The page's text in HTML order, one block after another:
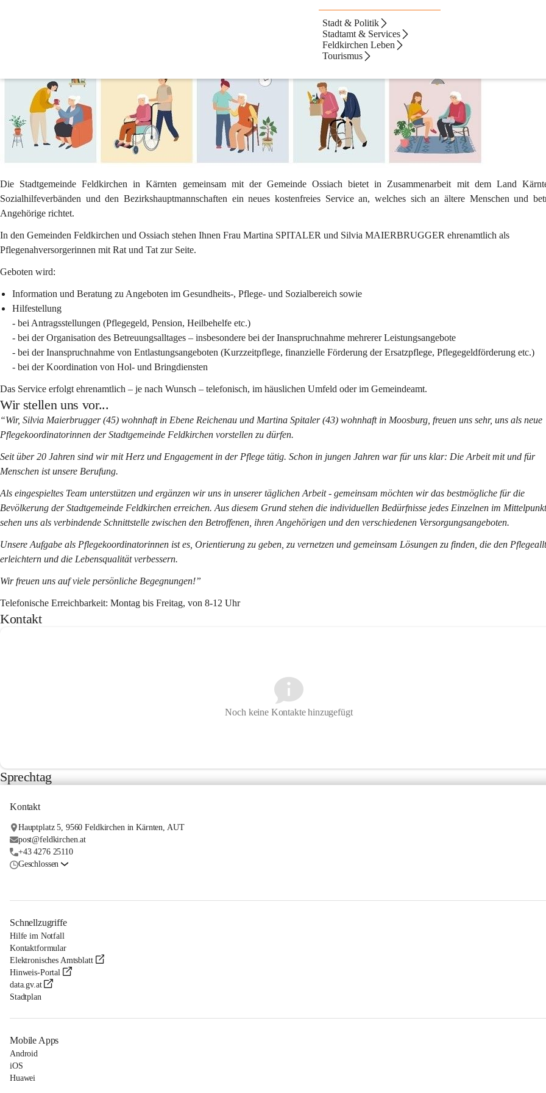
Stadt & Politik
Stadtamt & Services
Feldkirchen Leben
Tourismus
Die Stadtgemeinde Feldkirchen in Kärnten gemeinsam mit der Gemeinde Ossiach bietet in Zusammenarbeit mit dem Land
Sozialhilfeverbänden und den Bezirkshauptmannschaften ein neues kostenfreies Service an, welches sich an ältere Menschen und
Angehörige richtet.
In den Gemeinden Feldkirchen und Ossiach stehen Ihnen Frau Martina SPITALER und Silvia MAIERBRUGGER ehrenamtlich als
Pflegenahversorgerinnen mit Rat und Tat zur Seite.
Geboten wird:
Information und Beratung zu Angeboten im Gesundheits-, Pflege- und Sozialbereich sowie
Hilfestellung
- bei Antragsstellungen (Pflegegeld, Pension, Heilbehelfe etc.)
- bei der Organisation des Betreuungsalltages – insbesondere bei der Inanspruchnahme mehrerer Leistungsangebote
- bei der Inanspruchnahme von Entlastungsangeboten (Kurzzeitpflege, finanzielle Förderung der Ersatzpflege, Pflegegeldförderung etc.)
- bei der Koordination von Hol- und Bringdiensten
Das Service erfolgt ehrenamtlich – je nach Wunsch – telefonisch, im häuslichen Umfeld oder im Gemeindeamt.
Wir stellen uns vor...
“Wir, Silvia Maierbrugger (45) wohnhaft in Ebene Reichenau und Martina Spitaler (43) wohnhaft in Moosburg, freuen uns sehr, uns als neue
Pflegekoordinatorinnen der Stadtgemeinde Feldkirchen vorstellen zu dürfen.
Seit über 20 Jahren sind wir mit Herz und Engagement in der Pflege tätig. Schon in jungen Jahren war für uns klar: Die Arbeit mit und für
Menschen ist unsere Berufung.
Als eingespieltes Team unterstützen und ergänzen wir uns in unserer täglichen Arbeit - gemeinsam möchten wir das bestmögliche für die
Bevölkerung der Stadtgemeinde Feldkirchen erreichen. Aus diesem Grund stehen die individuellen Bedürfnisse jedes Einzelnen im
sehen uns als verbindende Schnittstelle zwischen den Betroffenen, ihren Angehörigen und den verschiedenen Versorgungsangeboten.
Unsere Aufgabe als Pflegekoordinatorinnen ist es, Orientierung zu geben, zu vernetzen und gemeinsam Lösungen zu finden, die den
erleichtern und die Lebensqualität verbessern.
Wir freuen uns auf viele persönliche Begegnungen!”
Telefonische Erreichbarkeit: Montag bis Freitag, von 8-12 Uhr
Kontakt
Noch keine Kontakte hinzugefügt
Sprechtag
Kontakt
Hauptplatz 5, 9560 Feldkirchen in Kärnten, AUT
post@feldkirchen.at
+43 4276 25110
Geschlossen
Schnellzugriffe
Hilfe im Notfall
Kontaktformular
Elektronisches Amtsblatt
Hinweis-Portal
data.gv.at
Stadtplan
Mobile Apps
Android
iOS
Huawei